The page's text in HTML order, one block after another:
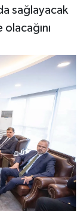
sağlayacak